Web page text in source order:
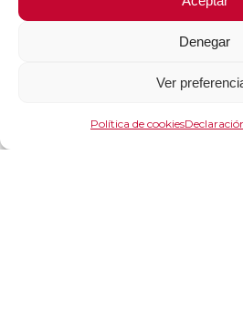
Denegar
Ver
Política de cookies